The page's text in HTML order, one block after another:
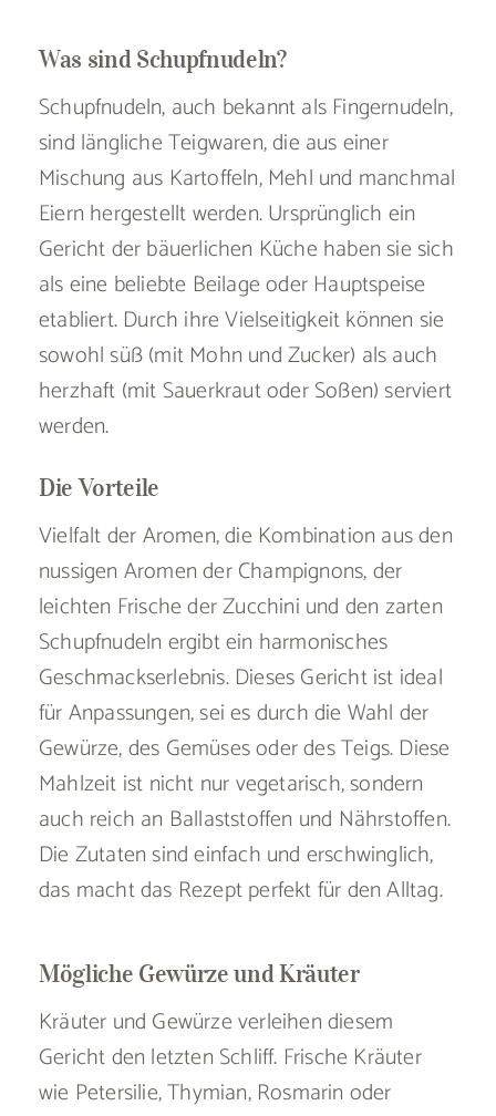
Was sind Schupfnudeln?
Schupfnudeln, auch bekannt als Fingernudeln,
sind längliche Teigwaren, die aus einer
Mischung aus Kartoffeln, Mehl und manchmal
Eiern hergestellt werden. Ursprünglich ein
Gericht der bäuerlichen Küche haben sie sich
als eine beliebte Beilage oder Hauptspeise
etabliert. Durch ihre Vielseitigkeit können sie
sowohl süß (mit Mohn und Zucker) als auch
herzhaft (mit Sauerkraut oder Soßen) serviert
werden.
Die Vorteile
Vielfalt der Aromen, die Kombination aus den
nussigen Aromen der Champignons, der
leichten Frische der Zucchini und den zarten
Schupfnudeln ergibt ein harmonisches
Geschmackserlebnis. Dieses Gericht ist ideal
für Anpassungen, sei es durch die Wahl der
Gewürze, des Gemüses oder des Teigs. Diese
Mahlzeit ist nicht nur vegetarisch, sondern
auch reich an Ballaststoffen und Nährstoffen.
Die Zutaten sind einfach und erschwinglich,
das macht das Rezept perfekt für den Alltag.
Mögliche Gewürze und Kräuter
Kräuter und Gewürze verleihen diesem
Gericht den letzten Schliff. Frische Kräuter
wie Petersilie, Thymian, Rosmarin oder